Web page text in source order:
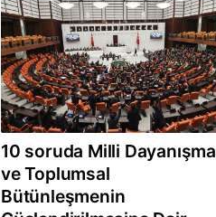
10 soruda Milli Dayanışma
ve Toplumsal
Bütünleşmenin